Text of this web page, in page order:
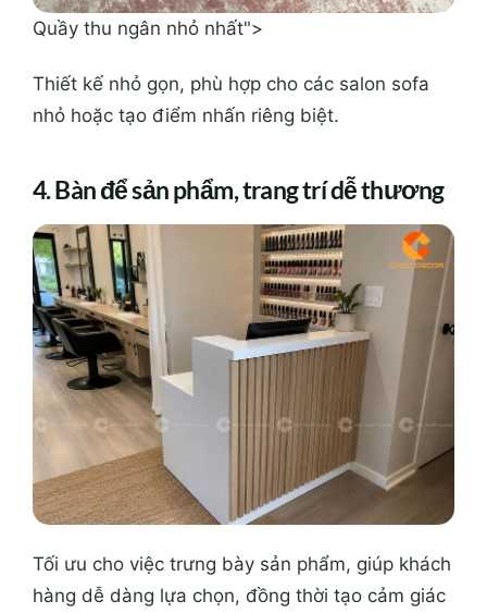
Quầy thu ngân nhỏ nhất">
Thiết kế nhỏ gọn, phù hợp cho các salon sofa
nhỏ hoặc tạo điểm nhấn riêng biệt.
4. Bàn để sản phẩm, trang trí dễ thương
Tối ưu cho việc trưng bày sản phẩm, giúp khách
hàng dễ dàng lựa chọn, đồng thời tạo cảm giác